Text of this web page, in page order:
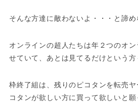
そんな方達に敵わないよ・・・と諦め
オンラインの超人たちは年２つのオ
せていて、あとは見てるだけという方
枠終了組は、残りのピコタンを転売
コタンが欲しい方に買って欲しいと願